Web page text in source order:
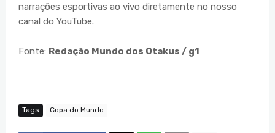
narrações esportivas ao vivo diretamente no nosso
canal do YouTube.
Fonte: Redação Mundo dos Otakus / g1
Tags Copa do Mundo